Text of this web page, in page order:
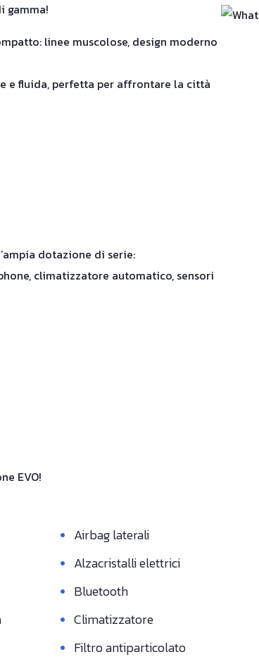
gamma!
linee muscolose, design moderno
e fluida, perfetta per affrontare la città
dotazione di serie:
climatizzatore automatico, sensori
EVO!
• Airbag laterali
• Alzacristalli elettrici
• Bluetooth
• Climatizzatore
• Filtro antiparticolato